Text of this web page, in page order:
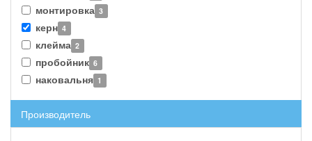
монтировка 3
керн 4
клейма 2
пробойник 6
наковальня 1
Производитель